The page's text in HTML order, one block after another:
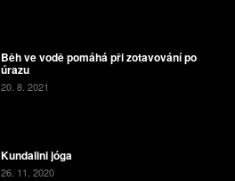
Běh ve vodě pomáhá při zotavování po
úrazu
20. 8. 2021
Kundalini jóga
26. 11. 2020